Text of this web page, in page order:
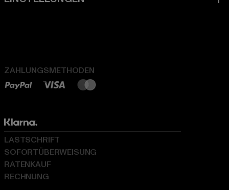
ZAHLUNGSMETHODEN
LASTSCHRIFT
SOFORTÜBERWEISUNG
RATENKAUF
RECHNUNG